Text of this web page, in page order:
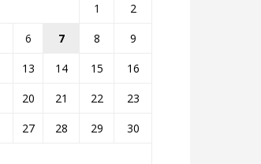
1
2
6 7 8
9
13 14 15
16
20 21 22
23
27 28 29
30